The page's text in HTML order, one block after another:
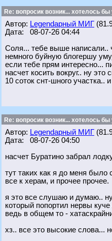
Re: вопросик возник... хотелось
Автор: Legendарный МИГ
Дата: 08-07-26 04:44
Соля... тебе выше написали..
немного буйную блогершу
если тебе прям интересно...
насчет косить вокруг.. ну
10 соток снт-шного участка..
Re: вопросик возник... хотелось
Автор: Legendарный МИГ
Дата: 08-07-26 04:50
насчет Буратино забрал
тут таких как я до меня
все к херам, и прочее прочее.
я это все слушаю и думаю..
который попортил нервы
ведь в общем то -
хз.. все это высокие слова...